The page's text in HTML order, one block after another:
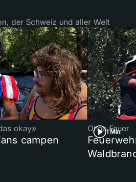
der Schweiz und aller Welt
okay»
campen
1 Min
Ohne Feuer